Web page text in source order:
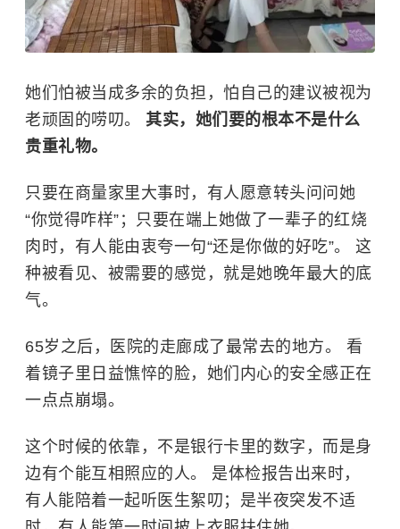
她们怕被当成多余的负担，怕自己的建议被视为
老顽固的唠叨。 其实，她们要的根本不是什么
贵重礼物。
只要在商量家里大事时，有人愿意转头问问她
“你觉得咋样”；只要在端上她做了一辈子的红烧
肉时，有人能由衷夸一句“还是你做的好吃”。 这
种被看见、被需要的感觉，就是她晚年最大的底
气。
65岁之后，医院的走廊成了最常去的地方。 看
着镜子里日益憔悴的脸，她们内心的安全感正在
一点点崩塌。
这个时候的依靠，不是银行卡里的数字，而是身
边有个能互相照应的人。 是体检报告出来时，
有人能陪着一起听医生絮叨；是半夜突发不适